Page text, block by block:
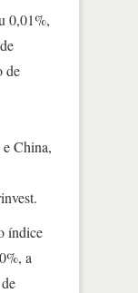
0,01%,
de
e China,
índice
a